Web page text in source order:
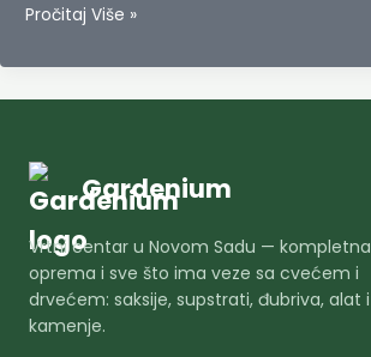
Betula
‘Golden
Treasure’
Pročitaj Više »
Gardenium
Vrtni centar u Novom Sadu — kompletna
oprema i sve što ima veze sa cvećem i
drvećem: saksije, supstrati, đubriva, alat i
kamenje.